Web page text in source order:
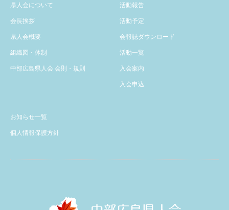
県人会について
会長挨拶
県人会概要
組織図・体制
中部広島県人会 会則・規則
活動報告
活動予定
会報誌ダウンロード
活動一覧
入会案内
入会申込
お知らせ一覧
個人情報保護方針